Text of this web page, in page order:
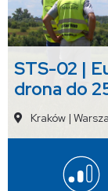
STS-02 |
drona do
Kraków |